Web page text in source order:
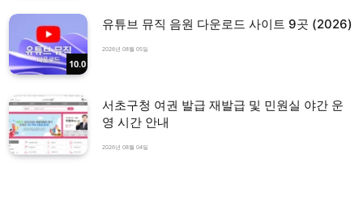
10.0
유튜브 뮤직 음원 다운로드 사이트 9곳 (2026)
2026년 08월 05일
서초구청 여권 발급 재발급 및 민원실 야간 운
영 시간 안내
2026년 08월 04일